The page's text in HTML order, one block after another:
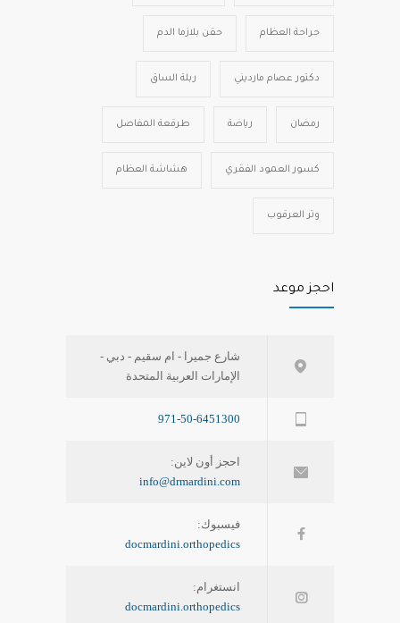
جراحة العظام حقن بلازما الدم
دكتور عصام مارديني ربلة الساق
رمضان رياضة طرقعة المفاصل
كسور العمود الفقري هشاشة العظام
وتر العرقوب
احجز موعد
شارع جميرا - ام سقيم - دبي -
الإمارات العربية المتحدة
971-50-6451300
احجز أون لاين:
info@drmardini.com
فيسبوك:
docmardini.orthopedics
انستغرام:
docmardini.orthopedics